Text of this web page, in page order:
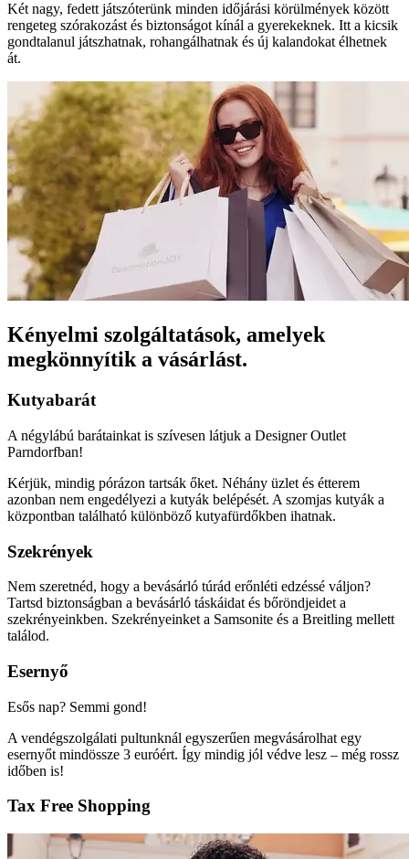
Két nagy, fedett játszóterünk minden időjárási körülmények között
rengeteg szórakozást és biztonságot kínál a gyerekeknek. Itt a kicsik
gondtalanul játszhatnak, rohangálhatnak és új kalandokat élhetnek
át.
Kényelmi szolgáltatások, amelyek
megkönnyítik a vásárlást.
Kutyabarát
A négylábú barátainkat is szívesen látjuk a Designer Outlet
Parndorfban!
Kérjük, mindig pórázon tartsák őket. Néhány üzlet és étterem
azonban nem engedélyezi a kutyák belépését. A szomjas kutyák a
központban található különböző kutyafürdőkben ihatnak.
Szekrények
Nem szeretnéd, hogy a bevásárló túrád erőnléti edzéssé váljon?
Tartsd biztonságban a bevásárló táskáidat és bőröndjeidet a
szekrényeinkben. Szekrényeinket a Samsonite és a Breitling mellett
találod.
Esernyő
Esős nap? Semmi gond!
A vendégszolgálati pultunknál egyszerűen megvásárolhat egy
esernyőt mindössze 3 euróért. Így mindig jól védve lesz – még rossz
időben is!
Tax Free Shopping